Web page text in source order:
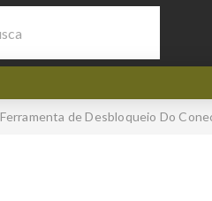
Ferramenta de Desbloqueio Do